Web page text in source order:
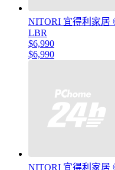
NITORI 宜得利家居
LBR
$6,990
$6,990
NITORI 宜得利家居